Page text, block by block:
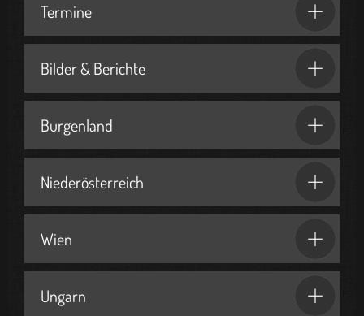
Termine
Bilder & Berichte
Burgenland
Niederösterreich
Wien
Ungarn